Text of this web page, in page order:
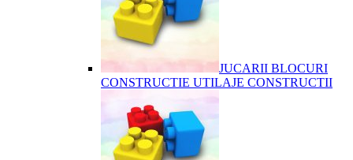
JUCARII BLOCURI
CONSTRUCTIE UTILAJE CONSTRUCTII